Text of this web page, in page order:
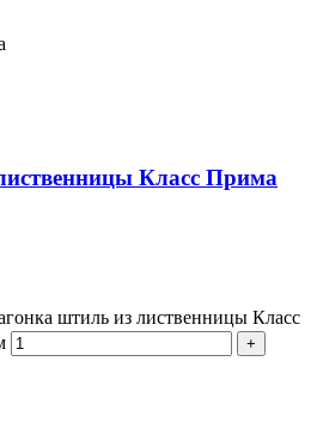
Класс Прима
штиль из лиственницы Класс